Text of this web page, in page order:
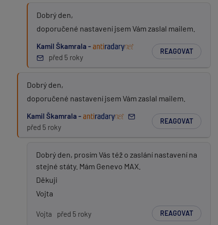
Dobrý den,
doporučené nastavení jsem Vám zaslal mailem.
Kamil Škamrala -
před 5 roky
REAGOVAT
Dobrý den,
doporučené nastavení jsem Vám zaslal mailem.
Kamil Škamrala -
před 5 roky
REAGOVAT
Dobrý den, prosím Vás též o zaslání nastavení na
stejné státy. Mám Genevo MAX.
Děkuji
Vojta
Vojta před 5 roky REAGOVAT